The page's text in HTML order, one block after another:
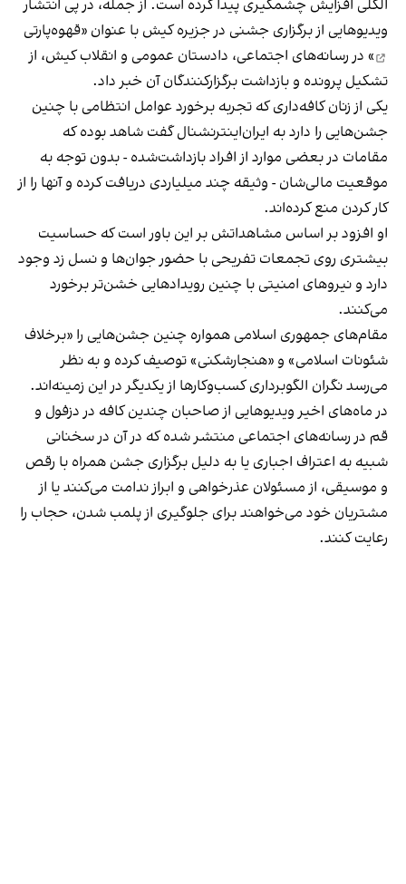
الکلی افزایش چشمگیری پیدا کرده است. از جمله، در پی انتشار
ویدیوهایی از برگزاری جشنی در جزیره کیش با عنوان «قهوه‌پارتی
» در رسانه‌های اجتماعی، دادستان عمومی و انقلاب کیش، از
تشکیل پرونده و بازداشت برگزارکنندگان آن خبر داد.
یکی از زنان کافه‌داری که تجربه برخورد عوامل انتظامی با چنین
جشن‌هایی را دارد به ایران‌اینترنشنال گفت شاهد بوده که
مقامات در بعضی موارد از افراد بازداشت‌‌شده - بدون توجه به
موقعیت مالی‌شان - وثیقه چند میلیاردی دریافت کرده و آنها را از
کار کردن منع کرده‌اند.
او افزود بر اساس مشاهداتش بر این باور است که حساسیت
بیشتری روی تجمعات تفریحی با حضور جوان‌ها و نسل زد وجود
دارد و نیروهای امنیتی با چنین رویدادهایی خشن‌تر برخورد
می‌کنند.
مقام‌های جمهوری اسلامی همواره چنین جشن‌هایی را «برخلاف
شئونات اسلامی» و «هنجارشکنی» توصیف کرده و به نظر
می‌رسد نگران الگوبرداری کسب‌وکارها از یکدیگر در این زمینه‌اند.
در ماه‌های اخیر ویدیوهایی از صاحبان چندین کافه در دزفول و
قم در رسانه‌های اجتماعی منتشر شده که در آن در سخنانی
شبیه به اعتراف اجباری یا به دلیل برگزاری جشن همراه با رقص
و موسیقی، از مسئولان عذرخواهی و ابراز ندامت می‌کنند یا از
مشتریان خود می‌خواهند برای جلوگیری از پلمب شدن، حجاب را
رعایت کنند.